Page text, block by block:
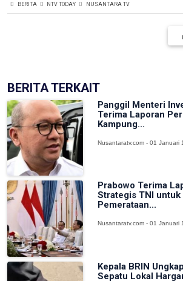
BERITA NTV TODAY NUSANTARA TV
BERITA TERKAIT
Panggil Menteri
Terima Laporan
Kampung...
Nusantaratv.com - 01 Januari
Prabowo Terima
Strategis TNI
Pemerataan...
Nusantaratv.com - 01 Januari
Kepala BRIN
Sepatu Lokal